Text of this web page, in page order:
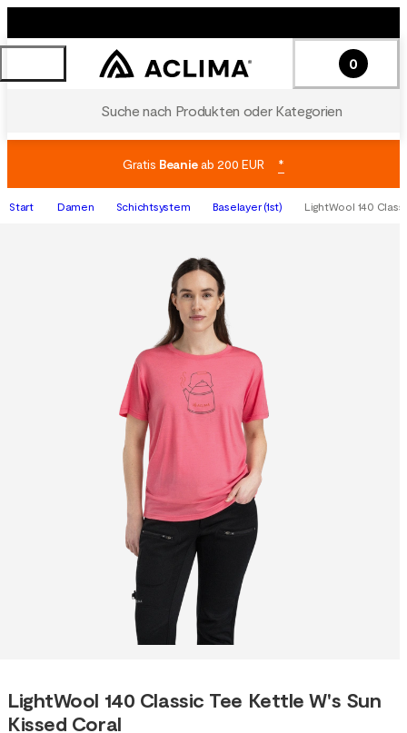
Suche nach Produkten oder Kategorien
0
Gratis Beanieab 200 EUR *
Start Damen Schichtsystem Baselayer (1st) LightWool 140
LightWool 140 Classic Tee Kettle W's Sun
Kissed Coral